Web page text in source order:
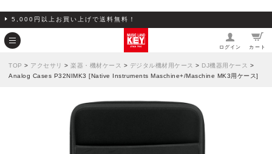
5,000円以上お買い上げで送料無料！
ログイン カート
TOP > アクセサリ > 楽器・機材ケース > デジタル機材用ケース > DJ機器用ケース >
Analog Cases P32NIMK3 [Native Instruments Maschine+/Maschine MK3用ケース]